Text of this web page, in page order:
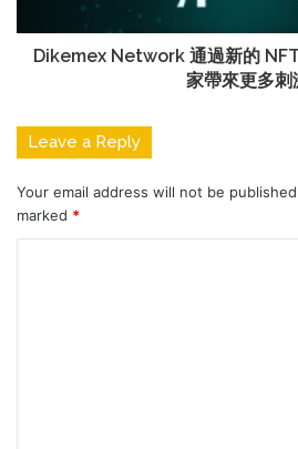
Dikemex Network 通過新的
家帶來更多刺
Leave a Reply
Your email address will not be
marked *